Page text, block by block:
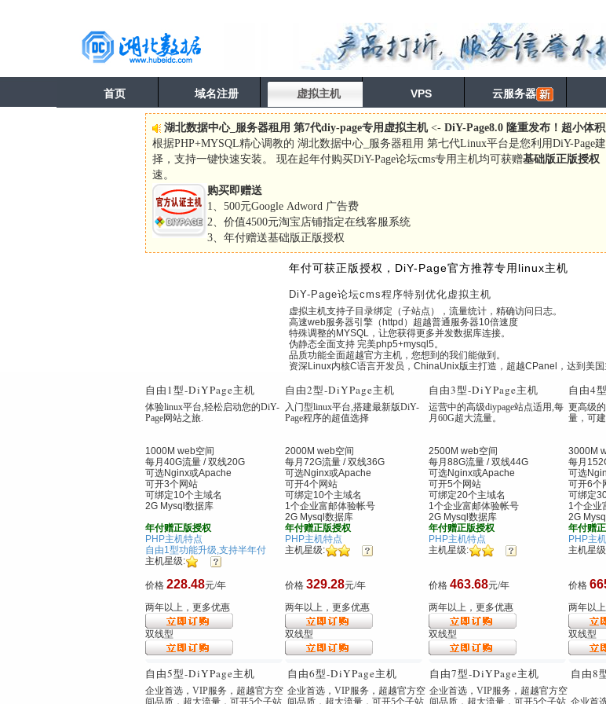
首页 域名注册 虚拟主机 VPS 云服务器
湖北数据中心_服务器租用 第7代diy-page专用虚拟主机<- DiY-Page8.0 隆重发布！超小体
根据PHP+MYSQL精心调教的 湖北数据中心_服务器租用 第七代Linux平台是您利用DiY-Page
择，支持一键快速安装。 现在起年付购买DiY-Page论坛cms专用主机均可获赠基础版正版授权
速。
购买即赠送
1、500元Google Adword 广告费
2、价值4500元淘宝店铺指定在线客服系统
3、年付赠送基础版正版授权
年付可获正版授权，DiY-Page官方推荐专用linux主机
DiY-Page论坛cms程序特别优化虚拟主机
虚拟主机支持子目录绑定（子站点），流量统计，精确访问日志。
高速web服务器引擎（httpd）超越普通服务器10倍速度
特殊调整的MYSQL，让您获得更多并发数据库连接。
伪静态全面支持 完美php5+mysql5。
品质功能全面超越官方主机，您想到的我们能做到。
资深Linux内核C语言开发员，ChinaUnix版主打造，超越CPanel，达到美国
自由1型-DiYPage主机
体验linux平台,轻松启动您的DiY-
Page网站之旅.
1000M web空间
每月40G流量 / 双线20G
可选Nginx或Apache
可开3个网站
可绑定10个主域名
2G Mysql数据库
年付赠正版授权
PHP主机特点
自由1型功能升级,支持半年付
主机星级:
自由2型-DiYPage主机
入门型linux平台,搭建最新版DiY-
Page程序的超值选择
2000M web空间
每月72G流量 / 双线36G
可选Nginx或Apache
可开4个网站
可绑定10个主域名
1个企业富邮体验帐号
2G Mysql数据库
年付赠正版授权
PHP主机特点
主机星级:
自由3型-DiYPage主机
运营中的高级diypage站点适用,每
月60G超大流量。
2500M web空间
每月88G流量 / 双线44G
可选Nginx或Apache
可开5个网站
可绑定20个主域名
1个企业富邮体验帐号
2G Mysql数据库
年付赠正版授权
PHP主机特点
主机星级:
自由4型
更高级
量，可建
3000M
每月
可选
可开6个
可绑定
1个企业
2G
年付赠
PHP主
主机星
价格 228.48元/年
两年以上，更多优惠
双线型
价格 329.28元/年
两年以上，更多优惠
双线型
价格 463.68元/年
两年以上，更多优惠
双线型
价格
两年以
双线型
自由5型-DiYPage主机
企业首选，VIP服务，超越官方空
间品质，超大流量，可开5个子站
自由6型-DiYPage主机
企业首选，VIP服务，超越官方空
间品质，超大流量，可开5个子站
自由7型-DiYPage主机
企业首选，VIP服务，超越官方空
间品质，超大流量，可开5个子站
自由8
企业首